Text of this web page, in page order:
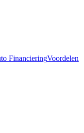
FinancieringVoordelen